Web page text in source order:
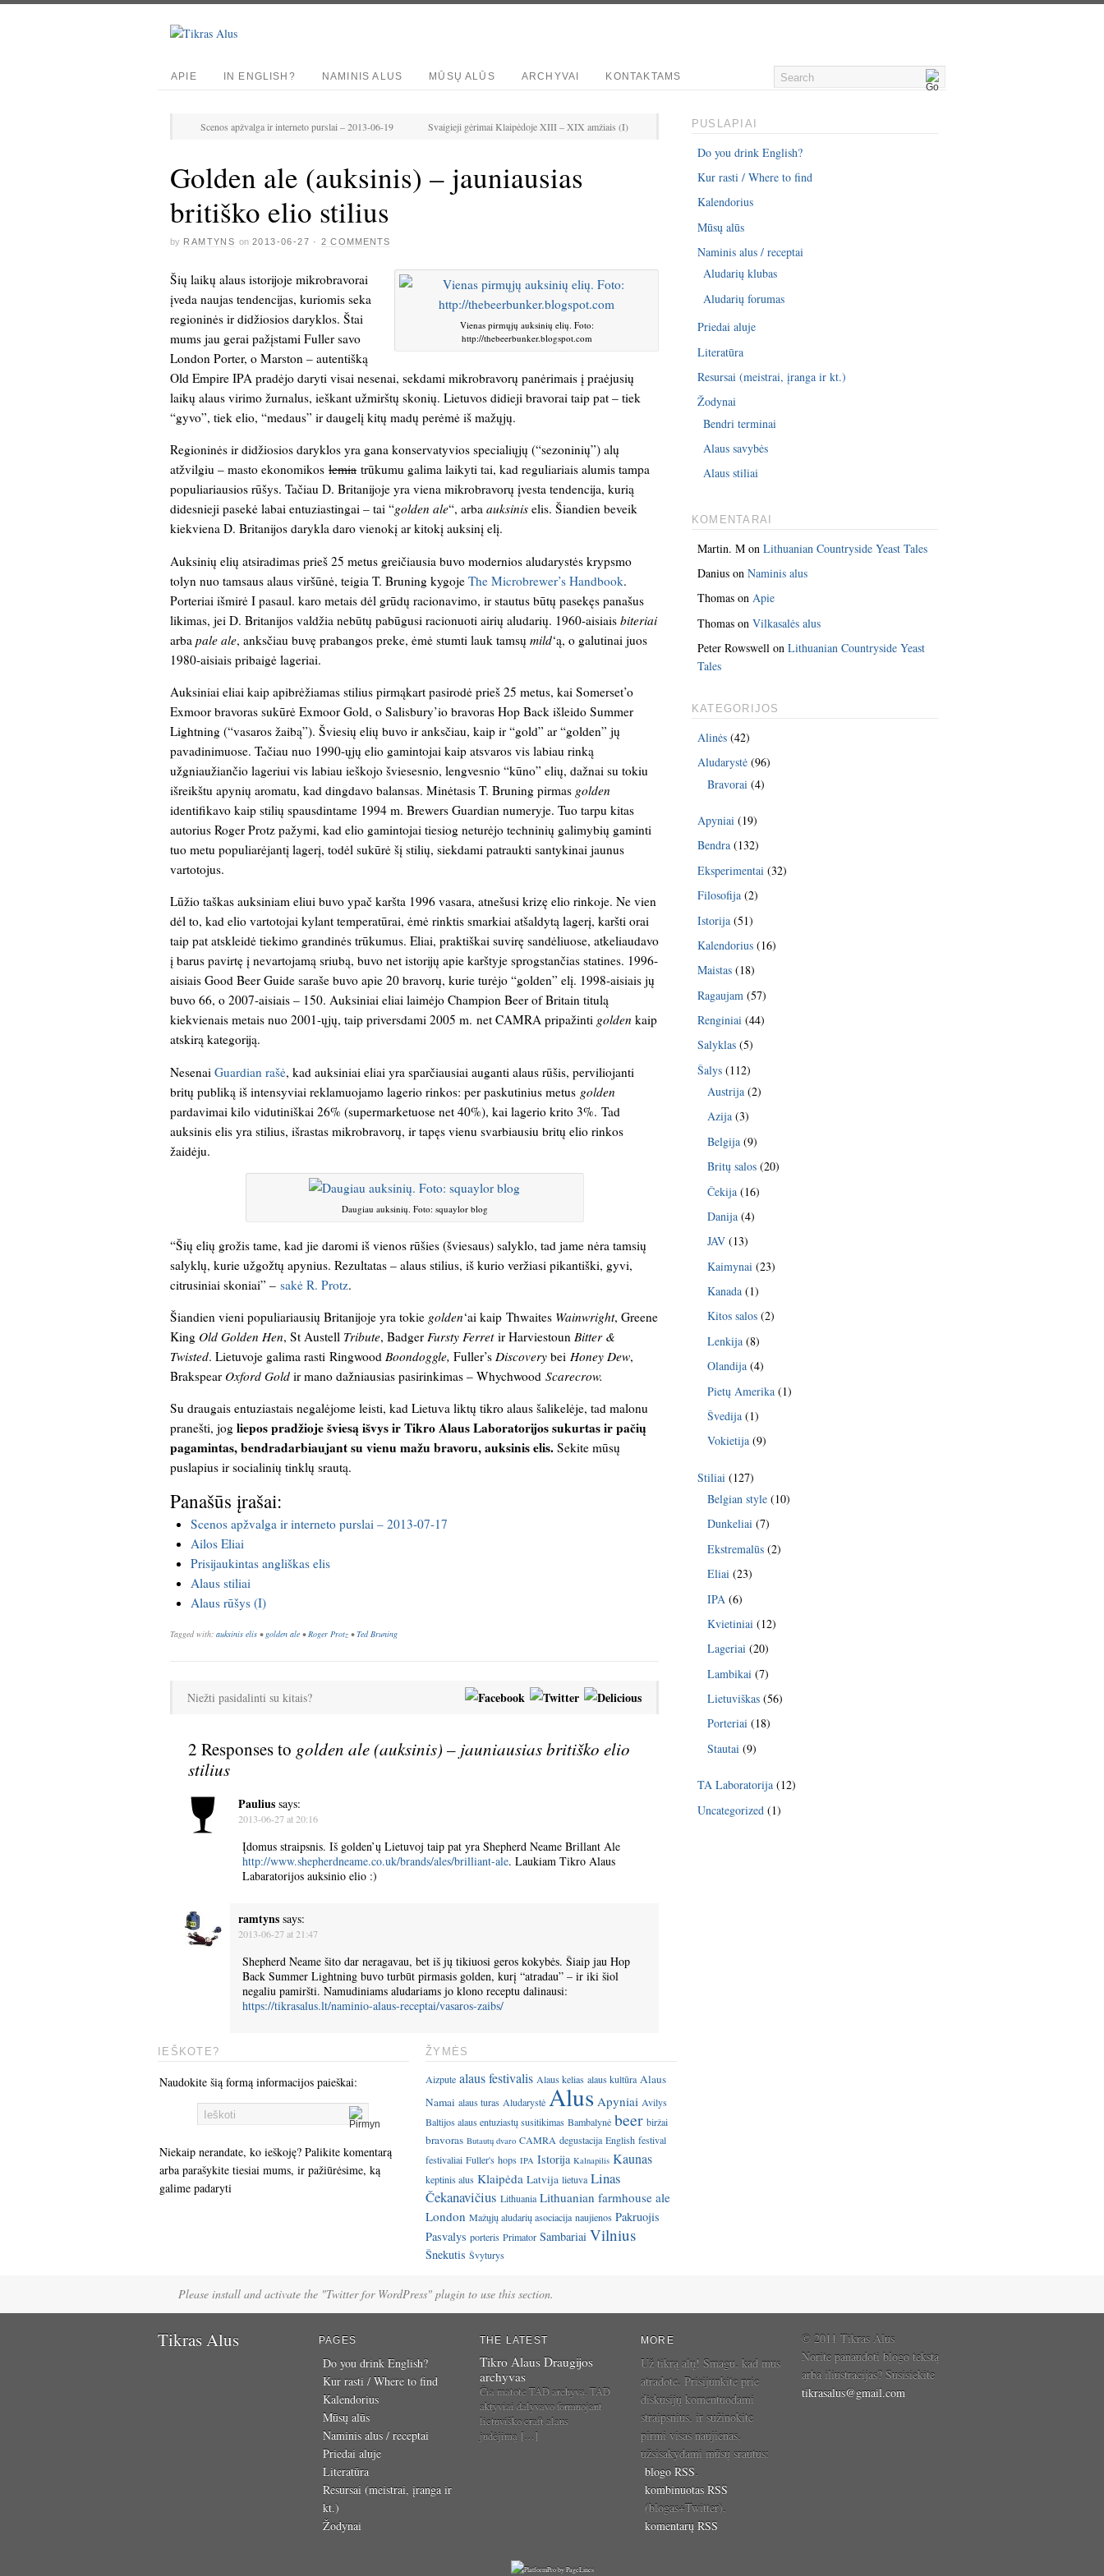
APIE IN ENGLISH? NAMINIS ALUS MŪSŲ ALŪS ARCHYVAI KONTAKTAMS
Scenos apžvalga ir interneto purslai – 2013-06-19 Svaigieji gėrimai Klaipėdoje XIII – XIX amžiais (I)
Golden ale (auksinis) – jauniausias
britiško elio stilius
by RAMTYNS on 2013-06-27 ·2 COMMENTS
Vienas pirmųjų auksinių elių. Foto:
http://thebeerbunker.blogspot.com
Šių laikų alaus istorijoje mikrobravorai
įveda naujas tendencijas, kuriomis seka
regioninės ir didžiosios daryklos. Štai
mums jau gerai pažįstami Fuller savo
London Porter, o Marston – autentišką
Old Empire IPA pradėjo daryti visai nesenai, sekdami mikrobravorų panėrimais į praėjusių
laikų alaus virimo žurnalus, ieškant užmirštų skonių. Lietuvos didieji bravorai taip pat – tiek
“gyvo”, tiek elio, “medaus” ir daugelį kitų madų perėmė iš mažųjų.
Regioninės ir didžiosios daryklos yra gana konservatyvios specialiųjų (“sezoninių”) alų
atžvilgiu – masto ekonomikos lemia trūkumu galima laikyti tai, kad reguliariais alumis tampa
populiariausios rūšys. Tačiau D. Britanijoje yra viena mikrobravorų įvesta tendencija, kurią
didesnieji pasekė labai entuziastingai – tai “golden ale“, arba auksinis elis. Šiandien beveik
kiekviena D. Britanijos darykla daro vienokį ar kitokį auksinį elį.
Auksinių elių atsiradimas prieš 25 metus greičiausia buvo modernios aludarystės krypsmo
tolyn nuo tamsaus alaus viršūnė, teigia T. Bruning kygoje The Microbrewer’s Handbook.
Porteriai išmirė I pasaul. karo metais dėl grūdų racionavimo, ir stautus būtų pasekęs panašus
likimas, jei D. Britanijos valdžia nebūtų pabūgusi racionuoti airių aludarių. 1960-aisiais biteriai
arba pale ale, anksčiau buvę prabangos preke, ėmė stumti lauk tamsų mild‘ą, o galutinai juos
1980-aisiais pribaigė lageriai.
Auksiniai eliai kaip apibrėžiamas stilius pirmąkart pasirodė prieš 25 metus, kai Somerset’o
Exmoor bravoras sukūrė Exmoor Gold, o Salisbury’io bravoras Hop Back išleido Summer
Lightning (“vasaros žaibą”). Šviesių elių buvo ir anksčiau, kaip ir “gold” ar “golden” jų
pavadinimuose. Tačiau nuo 1990-ųjų elio gamintojai kaip atsvaros vis labiau rinką
užgniaužiančio lageriui vis labiau ieškojo šviesesnio, lengvesnio “kūno” elių, dažnai su tokiu
išreikštu apynių aromatu, kad dingdavo balansas. Minėtasis T. Bruning pirmas golden
identifikavo kaip stilių spausdintame 1994 m. Brewers Guardian numeryje. Tuo tarpu kitas
autorius Roger Protz pažymi, kad elio gamintojai tiesiog neturėjo techninių galimybių gaminti
tuo metu populiarėjantį lagerį, todėl sukūrė šį stilių, siekdami patraukti santykinai jaunus
vartotojus.
Lūžio taškas auksiniam eliui buvo ypač karšta 1996 vasara, atnešusi krizę elio rinkoje. Ne vien
dėl to, kad elio vartotojai kylant temperatūrai, ėmė rinktis smarkiai atšaldytą lagerį, karšti orai
taip pat atskleidė tiekimo grandinės trūkumus. Eliai, praktiškai suvirę sandėliuose, atkeliaudavo
į barus pavirtę į nevartojamą sriubą, buvo net istorijų apie karštyje sprogstančias statines. 1996-
aisiais Good Beer Guide saraše buvo apie 20 bravorų, kurie turėjo “golden” elį. 1998-aisiais jų
buvo 66, o 2007-aisiais – 150. Auksiniai eliai laimėjo Champion Beer of Britain titulą
kiekvienais metais nuo 2001-ųjų, taip priversdami 2005 m. net CAMRA pripažinti golden kaip
atskirą kategoriją.
Nesenai Guardian rašė, kad auksiniai eliai yra sparčiausiai auganti alaus rūšis, perviliojanti
britų publiką iš intensyviai reklamuojamo lagerio rinkos: per paskutinius metus golden
pardavimai kilo vidutiniškai 26% (supermarketuose net 40%), kai lagerio krito 3%. Tad
auksinis elis yra stilius, išrastas mikrobravorų, ir tapęs vienu svarbiausiu britų elio rinkos
žaidėju.
Daugiau auksinių. Foto: squaylor blog
“Šių elių grožis tame, kad jie daromi iš vienos rūšies (šviesaus) salyklo, tad jame nėra tamsių
salyklų, kurie užgožtų apynius. Rezultatas – alaus stilius, iš kurio veržiasi pikantiški, gyvi,
citrusiniai skoniai” – sakė R. Protz.
Šiandien vieni populiariausių Britanijoje yra tokie golden‘ai kaip Thwaites Wainwright, Greene
King Old Golden Hen, St Austell Tribute, Badger Fursty Ferretir Harviestoun Bitter &
Twisted. Lietuvoje galima rasti Ringwood Boondoggle, Fuller’s Discovery bei Honey Dew,
Brakspear Oxford Gold ir mano dažniausias pasirinkimas – Whychwood Scarecrow.
Su draugais entuziastais negalėjome leisti, kad Lietuva liktų tikro alaus šalikelėje, tad malonu
pranešti, jog liepos pradžioje šviesą išvys ir Tikro Alaus Laboratorijos sukurtas ir pačių
pagamintas, bendradarbiaujant su vienu mažu bravoru, auksinis elis. Sekite mūsų
puslapius ir socialinių tinklų srautą.
Panašūs įrašai:
Scenos apžvalga ir interneto purslai – 2013-07-17
Ailos Eliai
Prisijaukintas angliškas elis
Alaus stiliai
Alaus rūšys (I)
Tagged with: auksinis elis •golden ale •Roger Protz •Ted Bruning
Niežti pasidalinti su kitais?
2 Responses to golden ale (auksinis) – jauniausias britiško elio
stilius
Paulius says:
2013-06-27 at 20:16
Įdomus straipsnis. Iš golden’ų Lietuvoj taip pat yra Shepherd Neame Brillant Ale
http://www.shepherdneame.co.uk/brands/ales/brilliant-ale. Laukiam Tikro Alaus
Labaratorijos auksinio elio :)
ramtyns says:
2013-06-27 at 21:47
Shepherd Neame šito dar neragavau, bet iš jų tikiuosi geros kokybės. Šiaip jau Hop
Back Summer Lightning buvo turbūt pirmasis golden, kurį “atradau” – ir iki šiol
negaliu pamiršti. Namudiniams aludariams jo klono receptu dalinausi:
https://tikrasalus.lt/naminio-alaus-receptai/vasaros-zaibs/
PUSLAPIAI
Do you drink English?
Kur rasti / Where to find
Kalendorius
Mūsų alūs
Naminis alus / receptai
Aludarių klubas
Aludarių forumas
Priedai aluje
Literatūra
Resursai (meistrai, įranga ir kt.)
Žodynai
Bendri terminai
Alaus savybės
Alaus stiliai
KOMENTARAI
Martin. M onLithuanian Countryside Yeast Tales
Danius onNaminis alus
Thomas onApie
Thomas onVilkasalės alus
Peter Rowswell onLithuanian Countryside Yeast
Tales
KATEGORIJOS
Alinės (42)
Aludarystė (96)
Bravorai (4)
Apyniai (19)
Bendra (132)
Eksperimentai (32)
Filosofija (2)
Istorija (51)
Kalendorius (16)
Maistas (18)
Ragaujam (57)
Renginiai (44)
Salyklas (5)
Šalys (112)
Austrija (2)
Azija (3)
Belgija (9)
Britų salos (20)
Čekija (16)
Danija (4)
JAV (13)
Kaimynai (23)
Kanada (1)
Kitos salos (2)
Lenkija (8)
Olandija (4)
Pietų Amerika (1)
Švedija (1)
Vokietija (9)
Stiliai (127)
Belgian style (10)
Dunkeliai (7)
Ekstremalūs (2)
Eliai (23)
IPA (6)
Kvietiniai (12)
Lageriai (20)
Lambikai (7)
Lietuviškas (56)
Porteriai (18)
Stautai (9)
TA Laboratorija (12)
Uncategorized (1)
IEŠKOTE?
Naudokite šią formą informacijos paieškai:
Niekaip nerandate, ko ieškoję? Palikite komentarą
arba parašykite tiesiai mums, ir pažiūrėsime, ką
galime padaryti
ŽYMĖS
Aizpute alaus festivalis Alaus kelias alaus kultūra Alaus
Namai alaus turas Aludarystė Alus Apyniai Avilys
Baltijos alaus entuziastų susitikimas Bambalynė beer biržai
bravoras Butautų dvaro CAMRA degustacija English festival
festivaliai Fuller's hops IPA Istorija Kalnapilis Kaunas
keptinis alus Klaipėda Latvija lietuva Linas
Čekanavičius Lithuania Lithuanian farmhouse ale
London Mažųjų aludarių asociacija naujienos Pakruojis
Pasvalys porteris Primator Sambariai Vilnius
Šnekutis Švyturys
Please install and activate the "Twitter for WordPress" plugin to use this section.
Tikras Alus PAGES
Do you drink English?
Kur rasti / Where to find
Kalendorius
Mūsų alūs
Naminis alus / receptai
Priedai aluje
Literatūra
Resursai (meistrai, įranga ir
kt.)
Žodynai
THE LATEST
Tikro Alaus Draugijos
archyvas
Čia matote TAD archyvą. TAD
aktyviai dalyvavo formuojant
lietuviško craft alaus
judėjimą […]
MORE
Už tikrą alų! Smagu, kad mus
atradote. Prisijunkite prie
diskusijų komentuodami
straipsnius, ir sužinokite
pirmi visas naujienas,
užsisakydami mūsų srautus:
blogo RSS,
kombinuotas RSS
(blogas+Twitter),
komentarų RSS
© 2011 Tikras Alus
Norite panaudoti blogo tekstą
arba iliustracijas? Susisiekite
tikrasalus@gmail.com